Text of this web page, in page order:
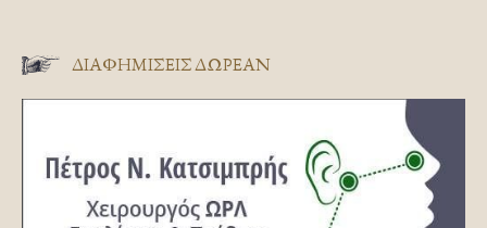
ΔΙΑΦΗΜΊΣΕΙΣ ΔΩΡΕΆΝ